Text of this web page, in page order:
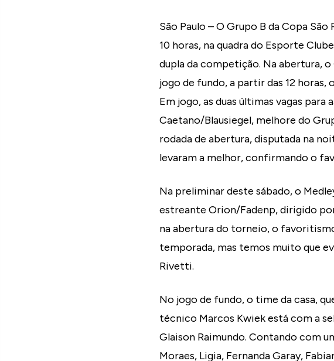
São Paulo – O Grupo B da Copa
10 horas, na quadra do Esporte
dupla da competição. Na abertura,
jogo de fundo, a partir das 12
Em jogo, as duas últimas vagas
Caetano/Blausiegel, melhore do
rodada de abertura, disputada na
levaram a melhor, confirmando o
Na preliminar deste sábado, o
estreante Orion/Fadenp, dirigido
na abertura do torneio, o
temporada, mas temos muito que
Rivetti.
No jogo de fundo, o time da casa,
técnico Marcos Kwiek está com a
Glaison Raimundo. Contando com
Moraes, Ligia, Fernanda Garay,